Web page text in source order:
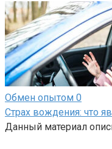
Обмен опытом 0
Страх вождения: что
Данный материал